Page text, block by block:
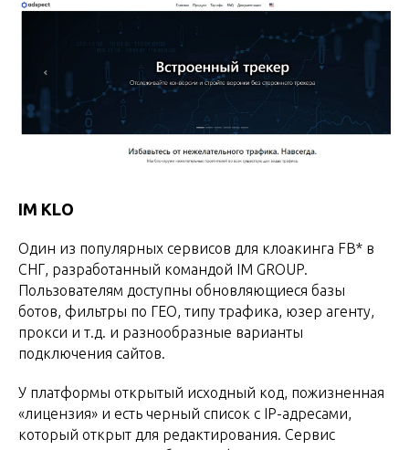
IM KLO
Один из популярных сервисов для клоакинга FB* в
СНГ, разработанный командой IM GROUP.
Пользователям доступны обновляющиеся базы
ботов, фильтры по ГЕО, типу трафика, юзер агенту,
прокси и т.д. и разнообразные варианты
подключения сайтов.
У платформы открытый исходный код, пожизненная
«лицензия» и есть черный список с IP-адресами,
который открыт для редактирования. Сервис